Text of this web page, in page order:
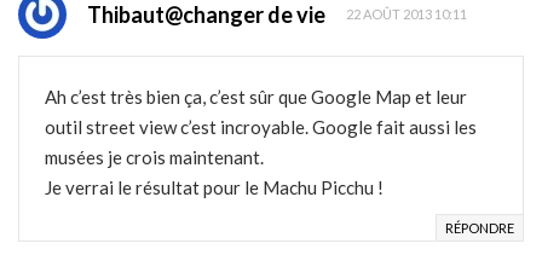
Thibaut@changer de vie 22 AOÛT 2013 10:11
Ah c’est très bien ça, c’est sûr que Google Map et leur
outil street view c’est incroyable. Google fait aussi les
musées je crois maintenant.
Je verrai le résultat pour le Machu Picchu !
RÉPONDRE